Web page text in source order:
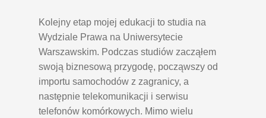
Kolejny etap mojej edukacji to studia na
Wydziale Prawa na Uniwersytecie
Warszawskim. Podczas studiów zacząłem
swoją biznesową przygodę, począwszy od
importu samochodów z zagranicy, a
następnie telekomunikacji i serwisu
telefonów komórkowych. Mimo wielu